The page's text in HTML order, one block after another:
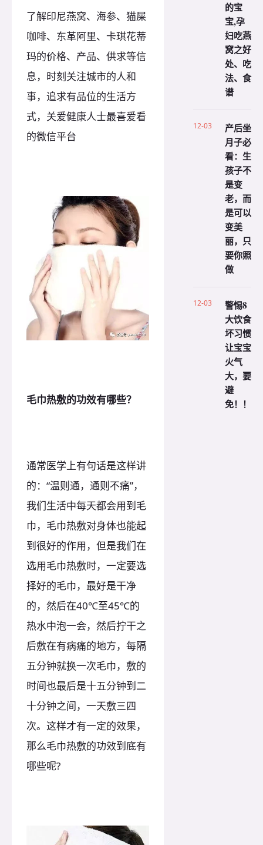
了解印尼燕窝、海参、猫屎
咖啡、东革阿里、卡琪花蒂
玛的价格、产品、供求等信
息，时刻关注城市的人和
事，追求有品位的生活方
式，关爱健康人士最喜爱看
的微信平台
毛巾热敷的功效有哪些？
通常医学上有句话是这样讲
的：“温则通，通则不痛”，
我们生活中每天都会用到毛
巾，毛巾热敷对身体也能起
到很好的作用，但是我们在
选用毛巾热敷时，一定要选
择好的毛巾，最好是干净
的，然后在40℃至45℃的
热水中泡一会，然后拧干之
后敷在有病痛的地方，每隔
五分钟就换一次毛巾，敷的
时间也最后是十五分钟到二
十分钟之间，一天敷三四
次。这样才有一定的效果，
那么毛巾热敷的功效到底有
哪些呢?
的宝
宝,孕
妇吃燕
窝之好
处、吃
法、食
谱
12-03
产后坐
月子必
看：生
孩子不
是变
老，而
是可以
变美
丽，只
要你照
做
12-03
警惕8
大饮食
坏习惯
让宝宝
火气
大，要
避
免！！